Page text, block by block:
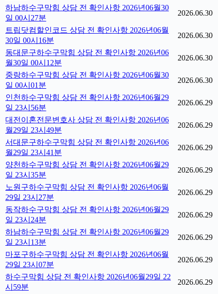
하남하수구막힘 상담 전 확인사항 2026년06월30
일 00시27분
2026.06.30
트립닷컴할인코드 상담 전 확인사항 2026년06월
30일 00시16분
2026.06.30
동대문구하수구막힘 상담 전 확인사항 2026년06
월30일 00시12분
2026.06.30
중랑하수구막힘 상담 전 확인사항 2026년06월30
일 00시01분
2026.06.30
인천하수구막힘 상담 전 확인사항 2026년06월29
일 23시56분
2026.06.29
대전이혼전문변호사 상담 전 확인사항 2026년06
월29일 23시49분
2026.06.29
서대문구하수구막힘 상담 전 확인사항 2026년06
월29일 23시41분
2026.06.29
양천하수구막힘 상담 전 확인사항 2026년06월29
일 23시35분
2026.06.29
노원구하수구막힘 상담 전 확인사항 2026년06월
29일 23시27분
2026.06.29
동작하수구막힘 상담 전 확인사항 2026년06월29
일 23시24분
2026.06.29
하남하수구막힘 상담 전 확인사항 2026년06월29
일 23시13분
2026.06.29
마포구하수구막힘 상담 전 확인사항 2026년06월
29일 23시07분
2026.06.29
하수구막힘 상담 전 확인사항 2026년06월29일 22
시59분
2026.06.29